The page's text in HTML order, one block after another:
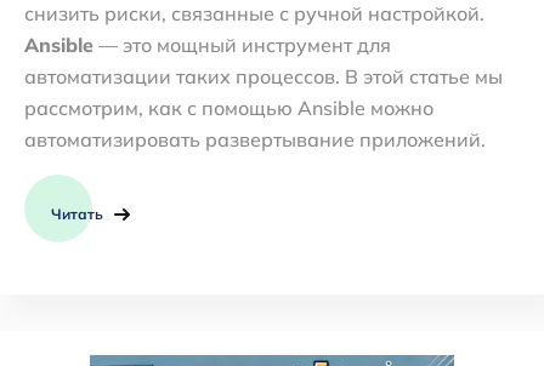
снизить риски, связанные с ручной настройкой.
Ansible — это мощный инструмент для
автоматизации таких процессов. В этой статье мы
рассмотрим, как с помощью Ansible можно
автоматизировать развертывание приложений.
Читать